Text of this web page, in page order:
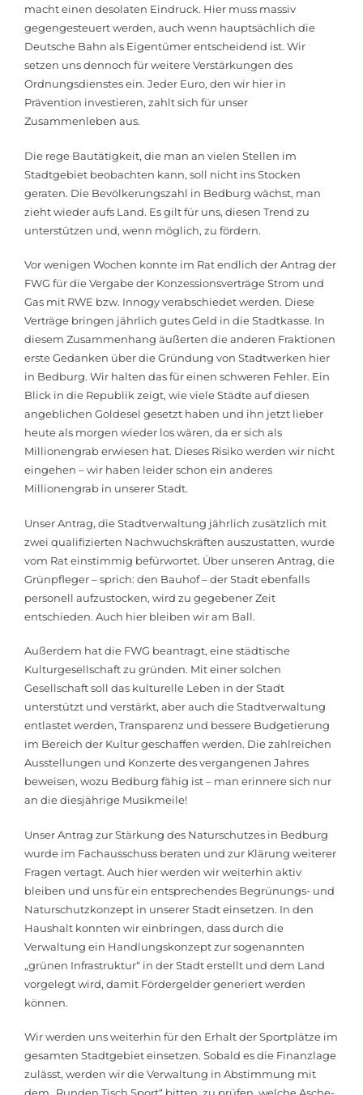
macht einen desolaten Eindruck. Hier muss massiv
gegengesteuert werden, auch wenn hauptsächlich die
Deutsche Bahn als Eigentümer entscheidend ist. Wir
setzen uns dennoch für weitere Verstärkungen des
Ordnungsdienstes ein. Jeder Euro, den wir hier in
Prävention investieren, zahlt sich für unser
Zusammenleben aus.
Die rege Bautätigkeit, die man an vielen Stellen im
Stadtgebiet beobachten kann, soll nicht ins Stocken
geraten. Die Bevölkerungszahl in Bedburg wächst, man
zieht wieder aufs Land. Es gilt für uns, diesen Trend zu
unterstützen und, wenn möglich, zu fördern.
Vor wenigen Wochen konnte im Rat endlich der Antrag der
FWG für die Vergabe der Konzessionsverträge Strom und
Gas mit RWE bzw. Innogy verabschiedet werden. Diese
Verträge bringen jährlich gutes Geld in die Stadtkasse. In
diesem Zusammenhang äußerten die anderen Fraktionen
erste Gedanken über die Gründung von Stadtwerken hier
in Bedburg. Wir halten das für einen schweren Fehler. Ein
Blick in die Republik zeigt, wie viele Städte auf diesen
angeblichen Goldesel gesetzt haben und ihn jetzt lieber
heute als morgen wieder los wären, da er sich als
Millionengrab erwiesen hat. Dieses Risiko werden wir nicht
eingehen – wir haben leider schon ein anderes
Millionengrab in unserer Stadt.
Unser Antrag, die Stadtverwaltung jährlich zusätzlich mit
zwei qualifizierten Nachwuchskräften auszustatten, wurde
vom Rat einstimmig befürwortet. Über unseren Antrag, die
Grünpfleger – sprich: den Bauhof – der Stadt ebenfalls
personell aufzustocken, wird zu gegebener Zeit
entschieden. Auch hier bleiben wir am Ball.
Außerdem hat die FWG beantragt, eine städtische
Kulturgesellschaft zu gründen. Mit einer solchen
Gesellschaft soll das kulturelle Leben in der Stadt
unterstützt und verstärkt, aber auch die Stadtverwaltung
entlastet werden, Transparenz und bessere Budgetierung
im Bereich der Kultur geschaffen werden. Die zahlreichen
Ausstellungen und Konzerte des vergangenen Jahres
beweisen, wozu Bedburg fähig ist – man erinnere sich nur
an die diesjährige Musikmeile!
Unser Antrag zur Stärkung des Naturschutzes in Bedburg
wurde im Fachausschuss beraten und zur Klärung weiterer
Fragen vertagt. Auch hier werden wir weiterhin aktiv
bleiben und uns für ein entsprechendes Begrünungs- und
Naturschutzkonzept in unserer Stadt einsetzen. In den
Haushalt konnten wir einbringen, dass durch die
Verwaltung ein Handlungskonzept zur sogenannten
„grünen Infrastruktur“ in der Stadt erstellt und dem Land
vorgelegt wird, damit Fördergelder generiert werden
können.
Wir werden uns weiterhin für den Erhalt der Sportplätze im
gesamten Stadtgebiet einsetzen. Sobald es die Finanzlage
zulässt, werden wir die Verwaltung in Abstimmung mit